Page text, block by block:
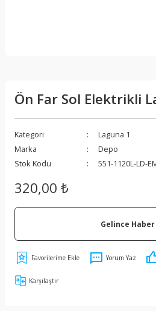
Ön Far Sol Elektrikli
Kategori
Laguna 1
Marka
Depo
Stok Kodu
551-1120L-LD-
320,00 ₺
Gelince
Yorum Yaz
Karşılaştır